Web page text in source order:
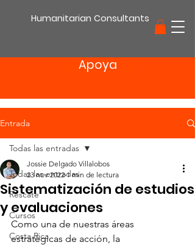
Humanitarian Consultants
Apoya
Entrada
Todas las entradas
Rescate
Cursos
Costa Rica
Todas las entradas
Sistematización de estudios
y evaluaciones
Jossie Delgado Villalobos
23 nov 2022 1 min de lectura
Como una de nuestras áreas
estratégicas de acción, la